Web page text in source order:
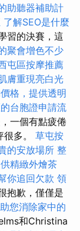
助聽器補助計
了解SEO是什麼
習的決賽，這
聚會增色不少
屯區按摩推薦
膚重現亮白光
格，提供透明
台胞證申請流
一個有點疲倦
多。 草屯按
的安放場所 整
精緻外燴茶
你追回欠款 領
抱歉，僅僅是
您消除家中的
和Christina